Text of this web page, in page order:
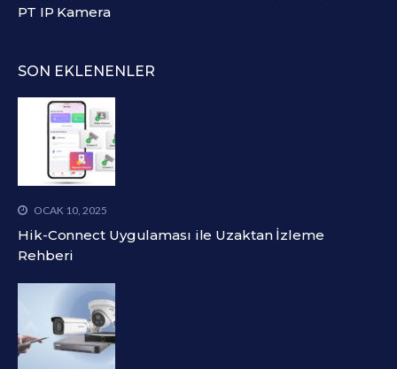
PT IP Kamera
SON EKLENENLER
OCAK 10, 2025
Hik-Connect Uygulaması ile Uzaktan İzleme
Rehberi